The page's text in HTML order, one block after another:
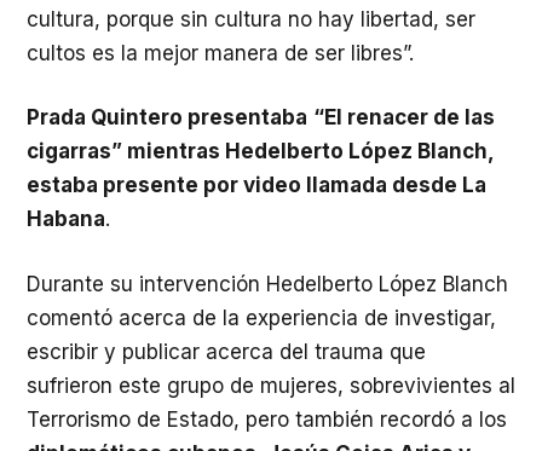
cultura, porque sin cultura no hay libertad, ser
cultos es la mejor manera de ser libres”.
Prada Quintero presentaba “El renacer de las
cigarras” mientras Hedelberto López Blanch,
estaba presente por video llamada desde La
Habana.
Durante su intervención Hedelberto López Blanch
comentó acerca de la experiencia de investigar,
escribir y publicar acerca del trauma que
sufrieron este grupo de mujeres, sobrevivientes al
Terrorismo de Estado, pero también recordó a los